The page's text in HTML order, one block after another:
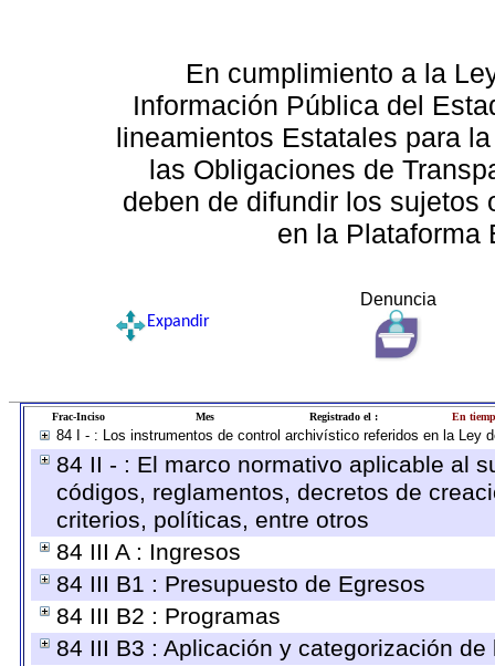
En cumplimiento a la
Información Pública del
lineamientos Estatales para
las Obligaciones de
deben de difundir los sujetos
en la Plataforma
Denuncia
Expandir
Frac-Inciso Mes Registrado el : En
84 I - : Los instrumentos de control archivístico referidos en la Ley
84 II - : El marco normativo aplicable al
códigos, reglamentos, decretos de
criterios, políticas, entre otros
84 III A : Ingresos
84 III B1 : Presupuesto de Egresos
84 III B2 : Programas
84 III B3 : Aplicación y categorización